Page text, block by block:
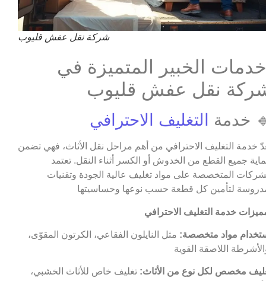
شركة نقل عفش قليوب
الخبير المتميزة في
نقل عفش قليوب
خدمة التغليف الاحترافي
خدمة التغليف الاحترافي من أهم مراحل نقل الأثاث، فهي تضمن
جميع القطع من الخدوش أو الكسر أثناء النقل. تعتمد
المتخصصة على مواد تغليف عالية الجودة وتقنيات
مواد متخصصة: مثل النايلون الفقاعي، الكرتون المقوّى،
مخصص لكل نوع من الأثاث: تغليف خاص للأثاث الخشبي،